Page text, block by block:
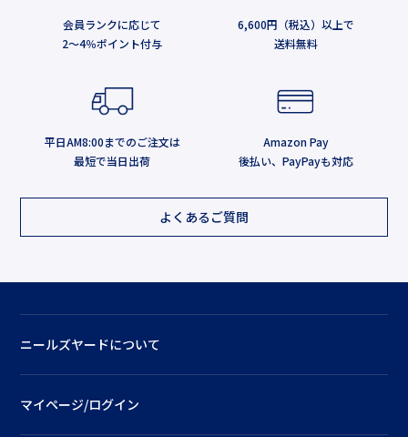
会員ランクに応じて
2～4％ポイント付与
6,600円（税込）以上で
送料無料
平日AM8:00までのご注文は
最短で当日出荷
Amazon Pay
後払い、PayPayも対応
よくあるご質問
ニールズヤードについて
マイページ/ログイン